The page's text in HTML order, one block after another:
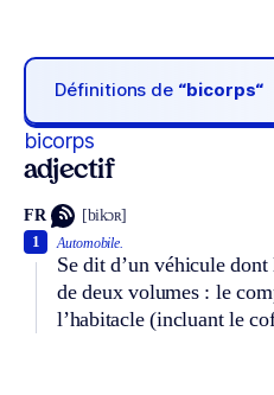
Définitions de “bicorps“
bicorps
adjectif
FR [bikɔʀ]
Automobile.
Se dit d’un véhicule
de deux volumes : le
l’habitacle (incluant le
1